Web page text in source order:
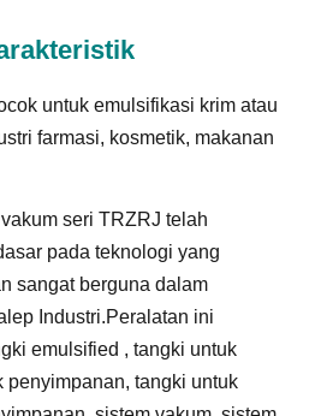
untuk emulsifikasi krim atau
farmasi, kosmetik, makanan
seri TRZRJ telah
pada teknologi yang
sangat berguna dalam
Industri.Peralatan ini
emulsified , tangki untuk
penyimpanan, tangki untuk